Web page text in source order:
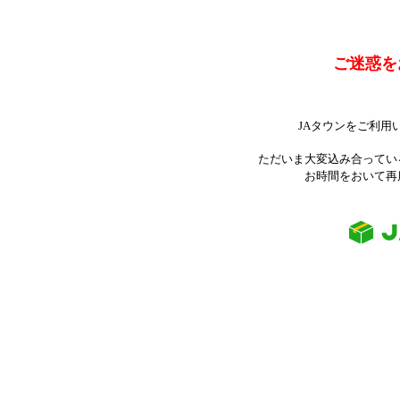
ご迷惑
JAタウンをご利用
ただいま大変込み合って
お時間をおいて